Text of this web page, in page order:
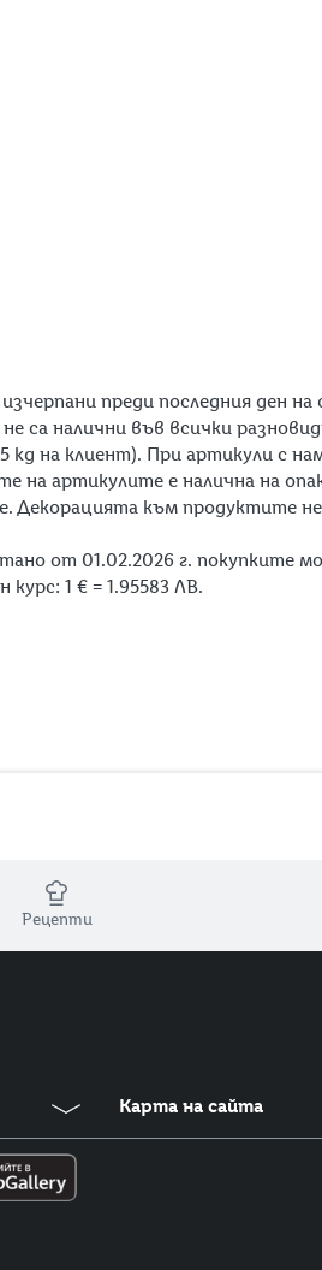
преди последния ден
са налични във всички
kg на клиент). При артикули с
на артикулите е налична на
Декорацията към продуктите
от 01.02.2026 г. покупките
1 € = 1.95583 ЛВ.
Рецепти
Карта на сайта